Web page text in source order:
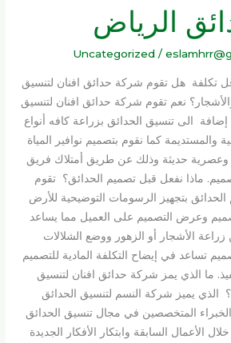
الرياض
Uncategorized/
تكلفة هل تقوم شركة حدائق افنان لتنسيق
نعم تقوم شركة حدائق افنان لتنسيق
الى تنسيق الحدائق بزراعة كافه أنواع
والمستديمة كما نقوم بتصميم نوافير المياة
وعصرية حديثة وذلك عن طريق أمتلاك فريق
ماذا نفعل قبل تصميم الحدائق؟ تقوم
بتجهيز الرسومات التوضيحية للأرض
وعرض التصميم على العميل مما يساعد
الأشجار أو الزهور ووضع الشلالات
تساعد في إيضاح التكلفة المادية للتصميم
ما الذي يمز شركة حدائق افنان لتنسيق
الذي يميز شركة النسم لتنسيق الحدائق
المتخصصين في مجال تنسيق الحدائق
السابقة وابتكار الأفكار الجديدة